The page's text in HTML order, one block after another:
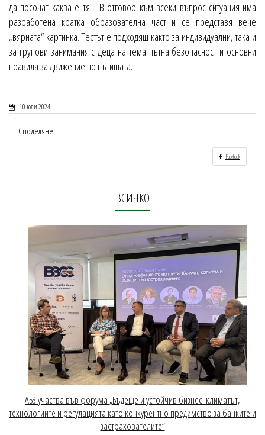
да посочат каква е тя. В отговор към всеки въпрос-ситуация има
разработена кратка образователна част и се представя вече
„вярната“ картинка. Тестът е подходящ както за индивидуални, така и
за групови занимания с деца на тема пътна безопасност и основни
правила за движение по пътищата.
10 юли 2024
Споделяне:
Facebook
ВСИЧКО
АБЗ участва във форума „Бъдеще и устойчив бизнес: климатът,
технологиите и регулацията като конкурентно предимство за банките и
застрахователите“